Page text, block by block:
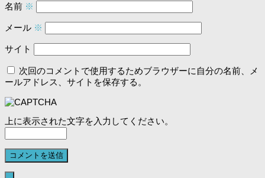
名前 ※
メール ※
サイト
次回のコメントで使用するためブラウザーに自分の名前、メ
ールアドレス、サイトを保存する。
上に表示された文字を入力してください。